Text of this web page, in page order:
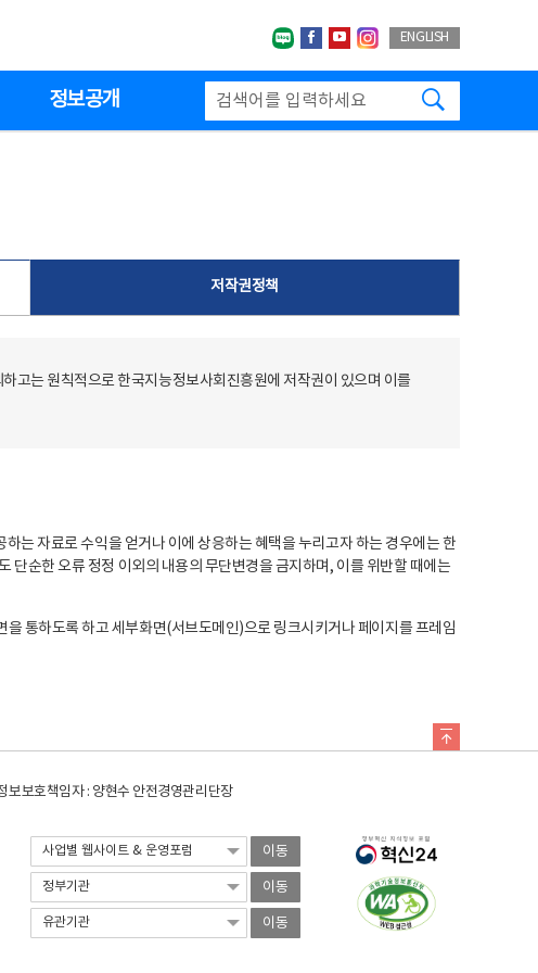
네이버블로그
페이스북
유투브인스타그랩
ENGLISH
정보공개
저작권정책
고는 원칙적으로 한국지능정보사회진흥원에 저작권이 있으며 이를
는 자료로 수익을 얻거나 이에 상응하는 혜택을 누리고자 하는 경우에는 한
단순한 오류 정정 이외의 내용의 무단변경을 금지하며, 이를 위반할 때에는
통하도록 하고 세부화면(서브도메인)으로 링크시키거나 페이지를 프레임
보보호책임자 : 양현수 안전경영관리단장
이동
이동
이동